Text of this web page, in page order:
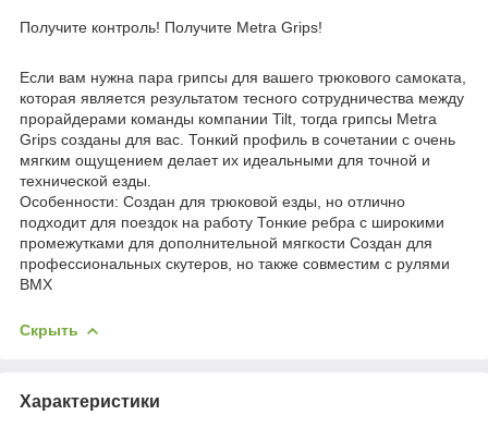
Получите контроль! Получите Metra Grips!
Если вам нужна пара грипсы для вашего трюкового самоката,
которая является результатом тесного сотрудничества между
прорайдерами команды компании Tilt, тогда грипсы Metra
Grips созданы для вас. Тонкий профиль в сочетании с очень
мягким ощущением делает их идеальными для точной и
технической езды.
Особенности: Создан для трюковой езды, но отлично
подходит для поездок на работу Тонкие ребра с широкими
промежутками для дополнительной мягкости Создан для
профессиональных скутеров, но также совместим с рулями
BMX
Скрыть
Характеристики